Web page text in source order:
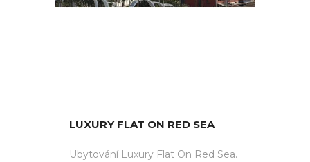
LUXURY FLAT ON RED SEA
Ubytování Luxury Flat On Red Sea.